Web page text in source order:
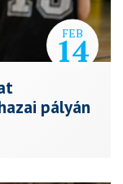
FEB
14
pályán